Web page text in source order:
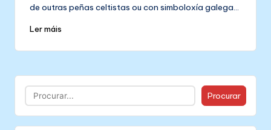
de outras peñas celtistas ou con simboloxía galega…
Ler máis
Buscar Procurar